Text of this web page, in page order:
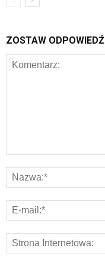
ZOSTAW ODPOWIEDŹ